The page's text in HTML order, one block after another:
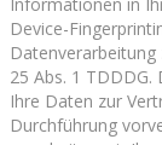
Device-
Datenverarbeitung
25 Abs. 1 TDDDG.
Ihre Daten zur
Durchführung